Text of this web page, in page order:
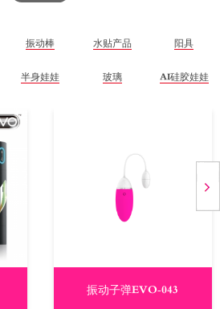
振动棒 水贴产品 阳具
半身娃娃 玻璃 AI硅胶娃娃
振动子弹EVO-043